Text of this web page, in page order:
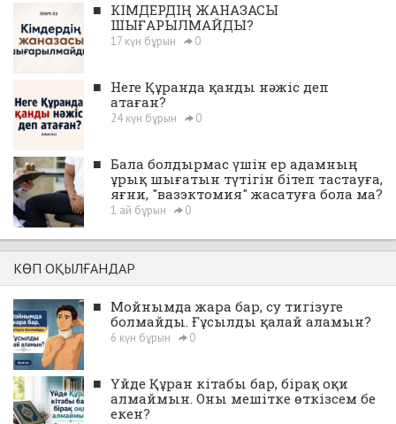
■ КІМДЕРДІҢ ЖАНАЗАСЫ
ШЫҒАРЫЛМАЙДЫ?
17 күн бұрын 0
■ Неге Құранда қанды нәжіс деп
атаған?
24 күн бұрын 0
■ Бала болдырмас үшін ер адамның
ұрық шығатын түтігін бітеп тастауға,
яғни, "вазэктомия" жасатуға бола ма?
1 ай бұрын 0
КӨП ОҚЫЛҒАНДАР
■ Мойнымда жара бар, су тигізуге
болмайды. Ғұсылды қалай аламын?
6 күн бұрын 0
■ Үйде Құран кітабы бар, бірақ оқи
алмаймын. Оны мешітке өткізсем бе
екен?